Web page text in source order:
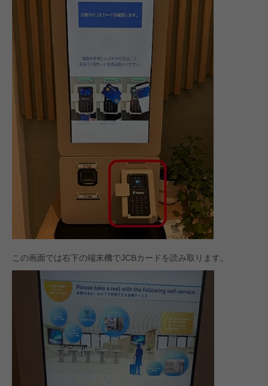
この画面では右下の端末機でJCBカードを読み取ります。